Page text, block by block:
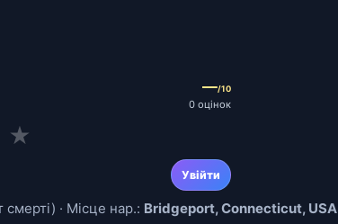
—/10
0 оцінок
★
Увійти
· Місце нар.: Bridgeport, Connecticut, USA